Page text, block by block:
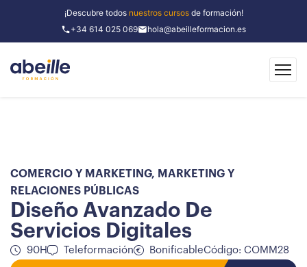
¡Descubre todos nuestros cursosde formación!
+34 614 025 069
hola@abeilleformacion.es
COMERCIO Y MARKETING, MARKETING Y
RELACIONES PÚBLICAS
Diseño Avanzado De
Servicios Digitales
90H Teleformación BonificableCódigo: COMM28